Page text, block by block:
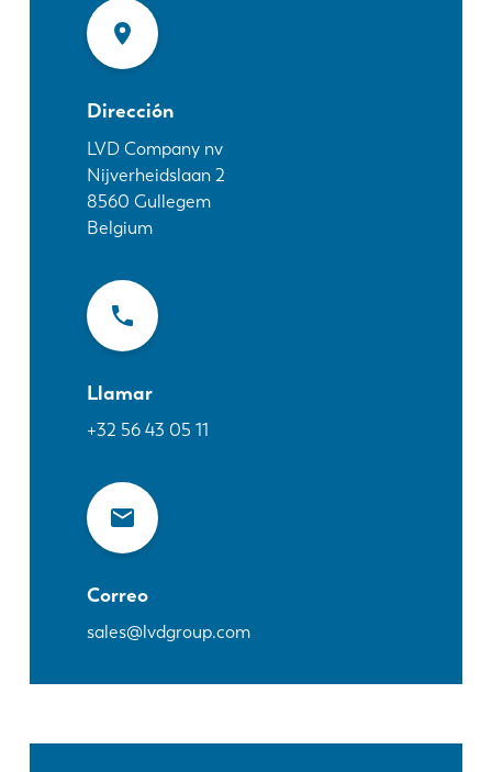
Dirección
LVD Company nv
Nijverheidslaan 2
8560 Gullegem
Belgium
Llamar
+32 56 43 05 11
Correo
sales@lvdgroup.com
Descubra LVD
Testimonios
Eventos
Centro de recursos
Industrias y soluciones
Vacantes
Contacto